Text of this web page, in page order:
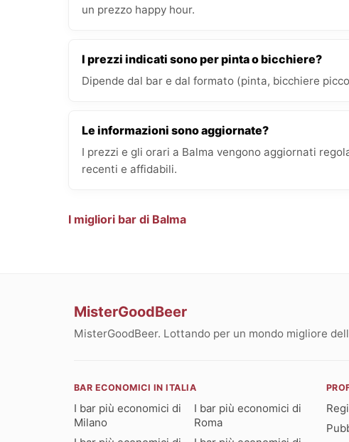
un prezzo happy hour.
I prezzi indicati sono per pinta o bicchiere?
Dipende dal bar e dal formato (pinta, bicchiere
Le informazioni sono aggiornate?
I prezzi e gli orari a Balma vengono aggiornati
recenti e affidabili.
I migliori bar di Balma
MisterGoodBeer
MisterGoodBeer. Lottando per un mondo migliore
BAR ECONOMICI IN ITALIA
I bar più economici di
Milano
I bar più economici di
Roma